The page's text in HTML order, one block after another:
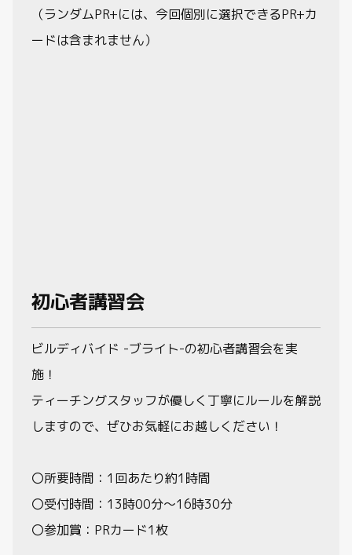
（ランダムPR+には、今回個別に選択できるPR+カ
ードは含まれません）
初心者講習会
ビルディバイド -ブライト-の初心者講習会を実
施！
ティーチングスタッフが優しく丁寧にルールを解説
しますので、ぜひお気軽にお越しください！
〇所要時間：1回あたり約1時間
〇受付時間：13時00分～16時30分
〇参加賞：PRカード1枚